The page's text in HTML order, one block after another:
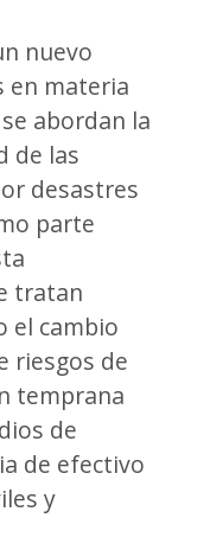
nuevo
en materia
abordan la
de las
desastres
parte
tratan
el cambio
riesgos de
temprana
de
de efectivo
y